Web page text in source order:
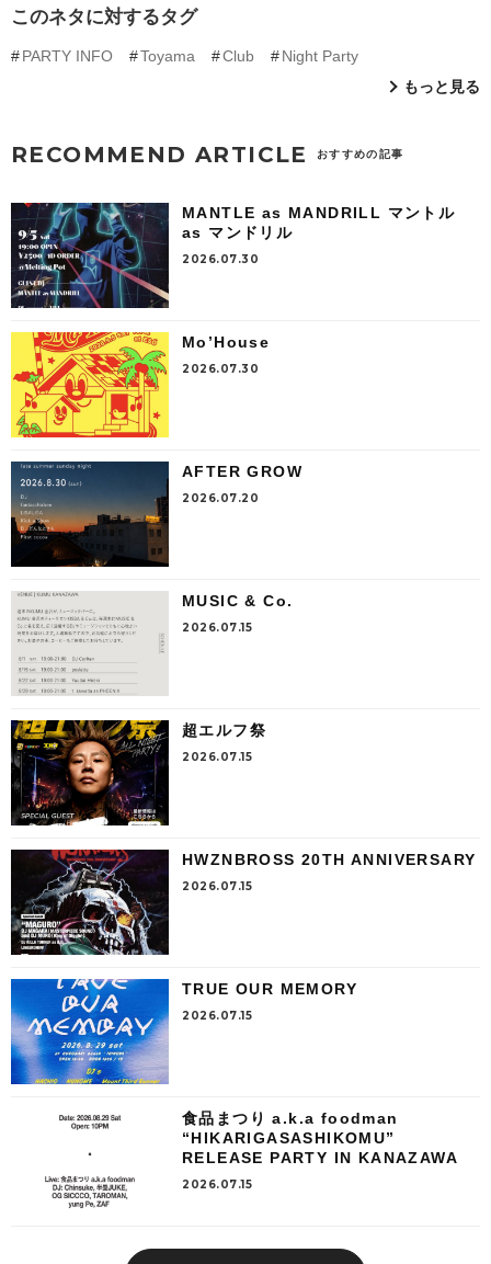
このネタに対するタグ
PARTY INFO Toyama Club
Night Party
もっと見る
RECOMMEND ARTICLE おすすめの記事
MANTLE as MANDRILL マントル
as マンドリル
2026.07.30
Mo’House
2026.07.30
AFTER GROW
2026.07.20
MUSIC & Co.
2026.07.15
超エルフ祭
2026.07.15
HWZNBROSS 20TH ANNIVERSARY
2026.07.15
TRUE OUR MEMORY
2026.07.15
食品まつり a.k.a foodman
“HIKARIGASASHIKOMU”
RELEASE PARTY IN KANAZAWA
2026.07.15